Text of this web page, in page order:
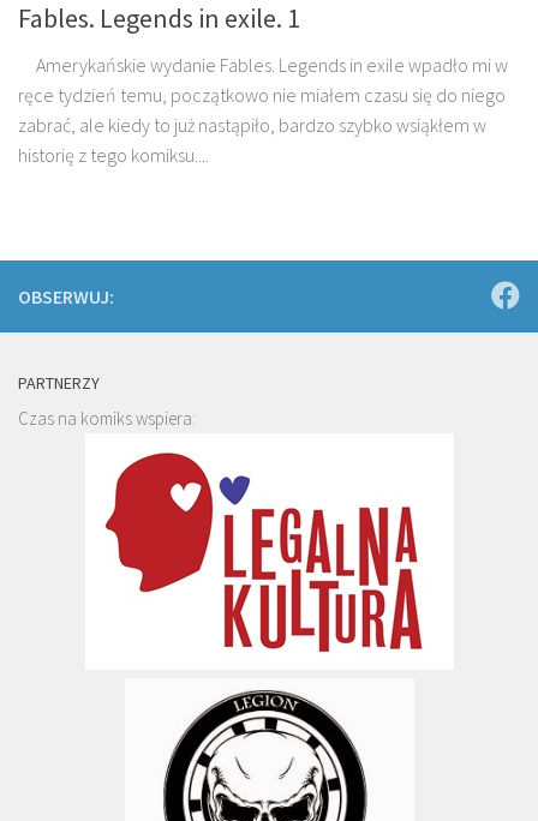
Fables. Legends in exile. 1
Amerykańskie wydanie Fables. Legends in exile wpadło mi w
ręce tydzień temu, początkowo nie miałem czasu się do niego
zabrać, ale kiedy to już nastąpiło, bardzo szybko wsiąkłem w
historię z tego komiksu....
OBSERWUJ:
PARTNERZY
Czas na komiks wspiera: